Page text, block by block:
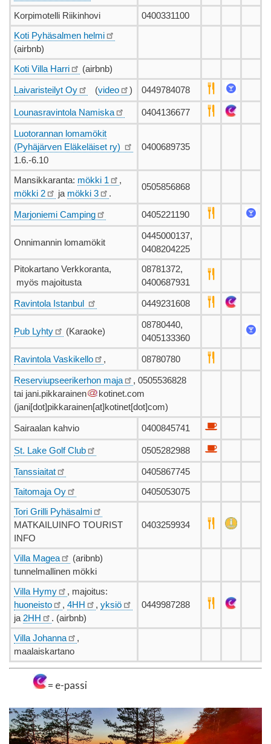
Korpimotelli Riikinhovi 0400331100
Koti Pyhäsalmen helmi
(airbnb)
Koti Villa Harri (airbnb)
Laivaristeilyt Oy (video ) 0449784078
Lounasravintola Namiska 0404136677
Luotorannan lomamökit
(Pyhäjärven Eläkeläiset ry)
1.6.-6.10
0400689735
Mansikkaranta: mökki 1
,
mökki 2
ja mökki 3 .
0505856868
Marjoniemi Camping 0405221190
Onnimannin lomamökit
0445000137,
0408204225
Pitokartano Verkkoranta,
myös majoitusta
08781372,
0400687931
Ravintola Istanbul 0449231608
Pub Lyhty (Karaoke)
08780440,
0405133360
Ravintola Vaskikello , 08780780
Reserviupseerikerhon maja
, 0505536828
tai jani.pikkarainen
kotinet.com
(jani[dot]pikkarainen[at]kotinet[dot]com)
Sairaalan kahvio 0400845741
St. Lake Golf Club 0505282988
Tanssiaitat 0405867745
Taitomaja Oy 0405053075
Tori Grilli Pyhäsalmi
MATKAILUINFO TOURIST
INFO
0403259934
Villa Magea
(aribnb)
tunnelmallinen mökki
Villa Hymy
, majoitus:
huoneisto
,4HH ,yksiö
ja 2HH . (airbnb)
0449987288
Villa Johanna
,
maalaiskartano
= e-passi